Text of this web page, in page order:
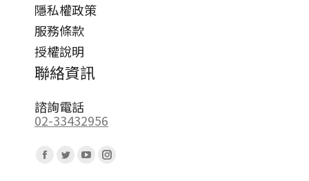
隱私權政策
服務條款
授權說明
聯絡資訊
諮詢電話
02-33432956
Facebook
TwitterYouTubeInstagram